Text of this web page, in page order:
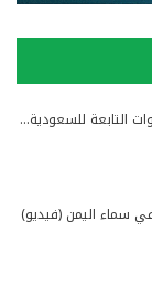
التابعة للسعودية…
سماء اليمن (فيديو)